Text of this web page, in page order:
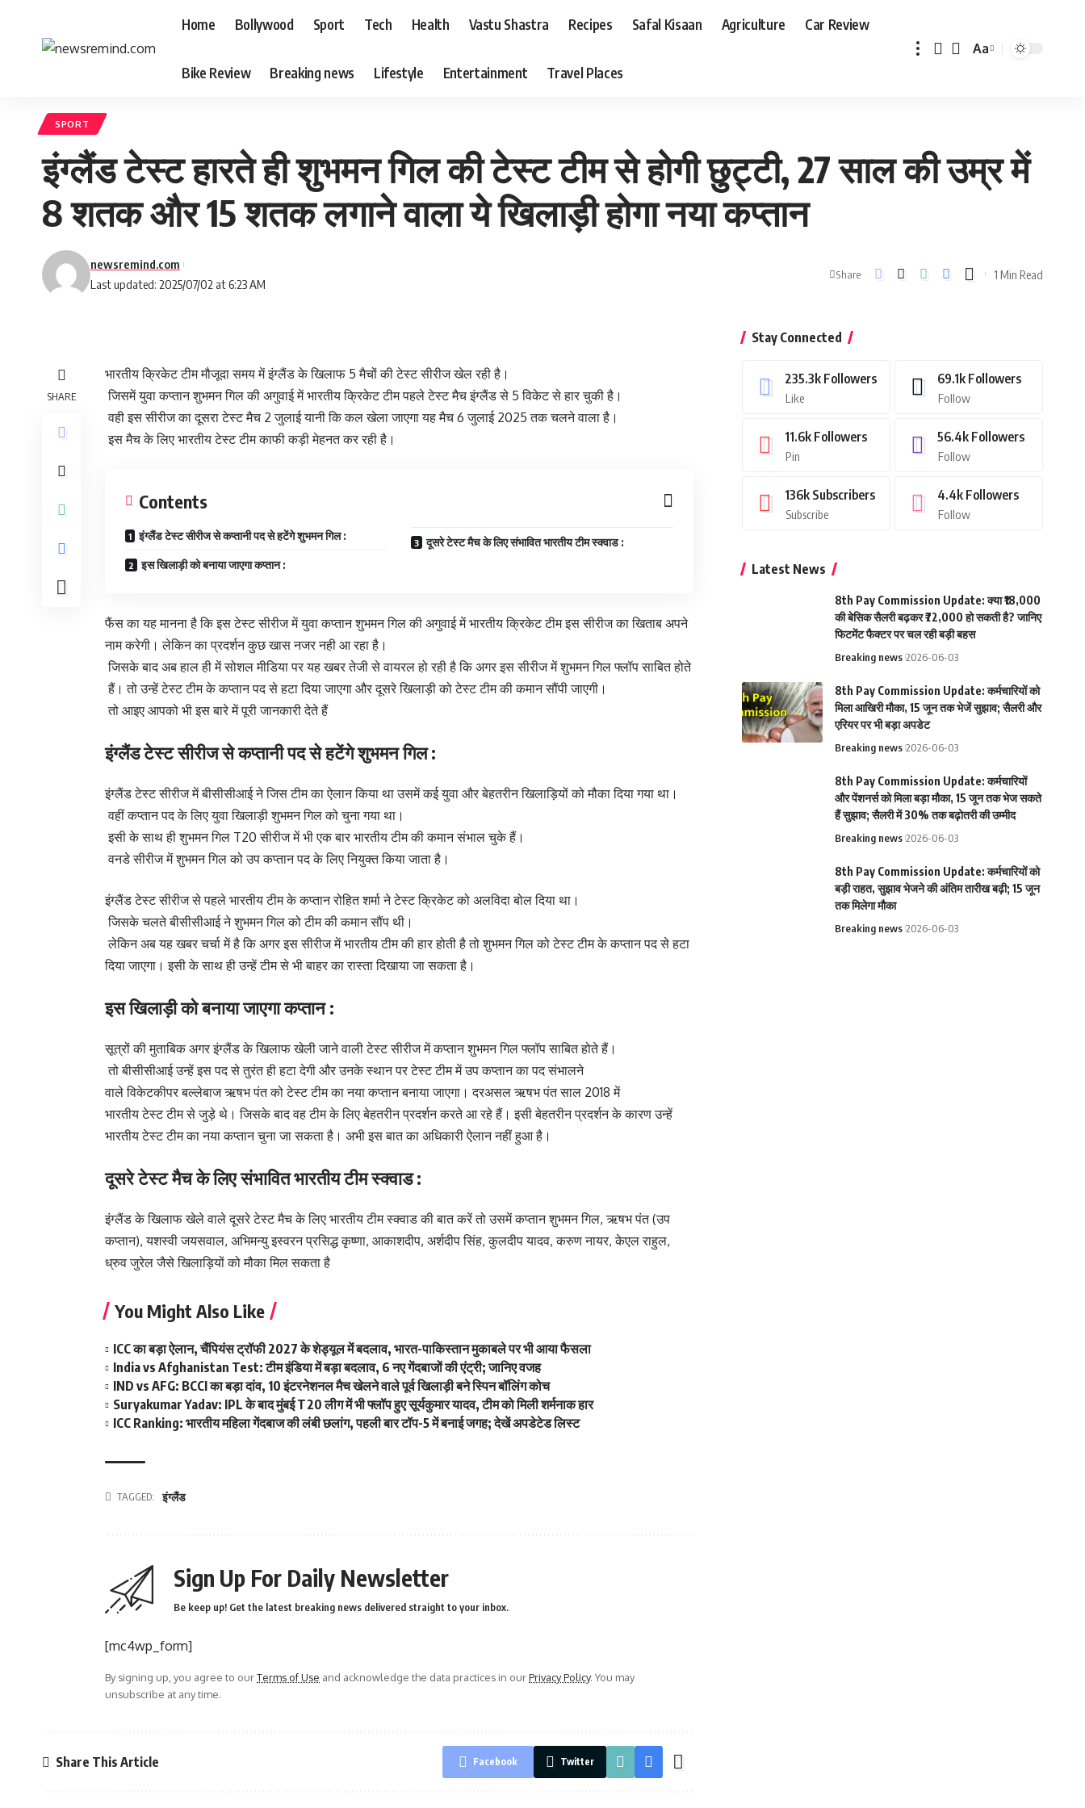
Home Bollywood Sport Tech Health Vastu Shastra Recipes Safal Kisaan Agriculture Car Review
Bike Review Breaking news Lifestyle Entertainment Travel Places
Font
Aa
SPORT
इंग्लैंड टेस्ट हारते ही शुभमन गिल की टेस्ट टीम से होगी छुट्टी, 27 साल की उम्र में
8 शतक और 15 शतक लगाने वाला ये खिलाड़ी होगा नया कप्तान
Last updated: 2025/07/02 at 6:23 AM
newsremind.com
Share 1 Min Read
SHARE
भारतीय क्रिकेट टीम मौजूदा समय में इंग्लैंड के खिलाफ 5 मैचों की टेस्ट सीरीज खेल रही है।
जिसमें युवा कप्तान शुभमन गिल की अगुवाई में भारतीय क्रिकेट टीम पहले टेस्ट मैच इंग्लैंड से 5 विकेट से हार चुकी है।
वही इस सीरीज का दूसरा टेस्ट मैच 2 जुलाई यानी कि कल खेला जाएगा यह मैच 6 जुलाई 2025 तक चलने वाला है।
इस मैच के लिए भारतीय टेस्ट टीम काफी कड़ी मेहनत कर रही है।
Contents
इंग्लैंड टेस्ट सीरीज से कप्तानी पद से हटेंगे शुभमन गिल :
इस खिलाड़ी को बनाया जाएगा कप्तान :
दूसरे टेस्ट मैच के लिए संभावित भारतीय टीम स्क्वाड :
फैंस का यह मानना है कि इस टेस्ट सीरीज में युवा कप्तान शुभमन गिल की अगुवाई में भारतीय क्रिकेट टीम इस सीरीज का खिताब अपने
नाम करेगी। लेकिन का प्रदर्शन कुछ खास नजर नही आ रहा है।
जिसके बाद अब हाल ही में सोशल मीडिया पर यह खबर तेजी से वायरल हो रही है कि अगर इस सीरीज में शुभमन गिल फ्लॉप साबित होते
हैं। तो उन्हें टेस्ट टीम के कप्तान पद से हटा दिया जाएगा और दूसरे खिलाड़ी को टेस्ट टीम की कमान सौंपी जाएगी।
तो आइए आपको भी इस बारे में पूरी जानकारी देते हैं
इंग्लैंड टेस्ट सीरीज से कप्तानी पद से हटेंगे शुभमन गिल :
इंग्लैंड टेस्ट सीरीज में बीसीसीआई ने जिस टीम का ऐलान किया था उसमें कई युवा और बेहतरीन खिलाड़ियों को मौका दिया गया था।
वहीं कप्तान पद के लिए युवा खिलाड़ी शुभमन गिल को चुना गया था।
इसी के साथ ही शुभमन गिल T20 सीरीज में भी एक बार भारतीय टीम की कमान संभाल चुके हैं।
वनडे सीरीज में शुभमन गिल को उप कप्तान पद के लिए नियुक्त किया जाता है।
इंग्लैंड टेस्ट सीरीज से पहले भारतीय टीम के कप्तान रोहित शर्मा ने टेस्ट क्रिकेट को अलविदा बोल दिया था।
जिसके चलते बीसीसीआई ने शुभमन गिल को टीम की कमान सौंप थी।
लेकिन अब यह खबर चर्चा में है कि अगर इस सीरीज में भारतीय टीम की हार होती है तो शुभमन गिल को टेस्ट टीम के कप्तान पद से हटा
दिया जाएगा। इसी के साथ ही उन्हें टीम से भी बाहर का रास्ता दिखाया जा सकता है।
इस खिलाड़ी को बनाया जाएगा कप्तान :
सूत्रों की मुताबिक अगर इंग्लैंड के खिलाफ खेली जाने वाली टेस्ट सीरीज में कप्तान शुभमन गिल फ्लॉप साबित होते हैं।
तो बीसीसीआई उन्हें इस पद से तुरंत ही हटा देगी और उनके स्थान पर टेस्ट टीम में उप कप्तान का पद संभालने
वाले विकेटकीपर बल्लेबाज ऋषभ पंत को टेस्ट टीम का नया कप्तान बनाया जाएगा। दरअसल ऋषभ पंत साल 2018 में
भारतीय टेस्ट टीम से जुड़े थे। जिसके बाद वह टीम के लिए बेहतरीन प्रदर्शन करते आ रहे हैं। इसी बेहतरीन प्रदर्शन के कारण उन्हें
भारतीय टेस्ट टीम का नया कप्तान चुना जा सकता है। अभी इस बात का अधिकारी ऐलान नहीं हुआ है।
दूसरे टेस्ट मैच के लिए संभावित भारतीय टीम स्क्वाड :
इंग्लैंड के खिलाफ खेले वाले दूसरे टेस्ट मैच के लिए भारतीय टीम स्क्वाड की बात करें तो उसमें कप्तान शुभमन गिल, ऋषभ पंत (उप
कप्तान), यशस्वी जयसवाल, अभिमन्यु इस्वरन प्रसिद्ध कृष्णा, आकाशदीप, अर्शदीप सिंह, कुलदीप यादव, करुण नायर, केएल राहुल,
ध्रुव जुरेल जैसे खिलाड़ियों को मौका मिल सकता है
You Might Also Like
ICC का बड़ा ऐलान, चैंपियंस ट्रॉफी 2027 के शेड्यूल में बदलाव, भारत-पाकिस्तान मुकाबले पर भी आया फैसला
India vs Afghanistan Test: टीम इंडिया में बड़ा बदलाव, 6 नए गेंदबाजों की एंट्री; जानिए वजह
IND vs AFG: BCCI का बड़ा दांव, 10 इंटरनेशनल मैच खेलने वाले पूर्व खिलाड़ी बने स्पिन बॉलिंग कोच
Suryakumar Yadav: IPL के बाद मुंबई T20 लीग में भी फ्लॉप हुए सूर्यकुमार यादव, टीम को मिली शर्मनाक हार
ICC Ranking: भारतीय महिला गेंदबाज की लंबी छलांग, पहली बार टॉप-5 में बनाई जगह; देखें अपडेटेड लिस्ट
TAGGED: इंग्लैंड
Sign Up For Daily Newsletter
Be keep up! Get the latest breaking news delivered straight to your inbox.
[mc4wp_form]
By signing up, you agree to ourTerms of Use and acknowledge the data practices in ourPrivacy Policy. You may
unsubscribe at any time.
Share This Article Facebook Twitter
Stay Connected
235.3k Followers
Like
69.1k Followers
Follow
11.6k Followers
Pin
56.4k Followers
Follow
136k Subscribers
Subscribe
4.4k Followers
Follow
Latest News
8th Pay Commission Update: क्या ₹18,000
की बेसिक सैलरी बढ़कर ₹72,000 हो सकती है? जानिए
फिटमेंट फैक्टर पर चल रही बड़ी बहस
Breaking news 2026-06-03
8th Pay Commission Update: कर्मचारियों को
मिला आखिरी मौका, 15 जून तक भेजें सुझाव; सैलरी और
एरियर पर भी बड़ा अपडेट
Breaking news 2026-06-03
8th Pay Commission Update: कर्मचारियों
और पेंशनर्स को मिला बड़ा मौका, 15 जून तक भेज सकते
हैं सुझाव; सैलरी में 30% तक बढ़ोतरी की उम्मीद
Breaking news 2026-06-03
8th Pay Commission Update: कर्मचारियों को
बड़ी राहत, सुझाव भेजने की अंतिम तारीख बढ़ी; 15 जून
तक मिलेगा मौका
Breaking news 2026-06-03